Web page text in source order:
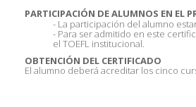
PARTICIPACIÓN DE ALUMNOS EN EL
La participación del alumno
Para ser admitido en este
el TOEFL institucional.
OBTENCIÓN DEL CERTIFICADO
El alumno deberá acreditar los cinco